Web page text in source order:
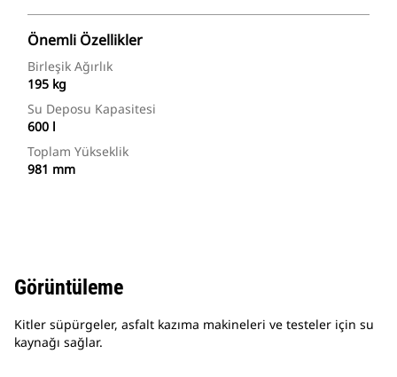
Önemli Özellikler
Birleşik Ağırlık
195 kg
Su Deposu Kapasitesi
600 l
Toplam Yükseklik
981 mm
Görüntüleme
Kitler süpürgeler, asfalt kazıma makineleri ve testeler için su
kaynağı sağlar.